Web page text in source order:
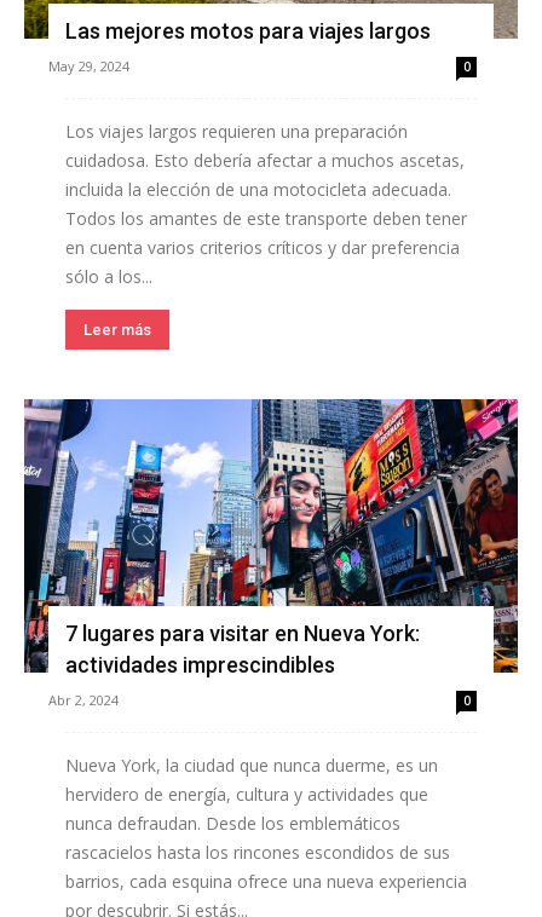
Las mejores motos para viajes largos
May 29, 2024 0
Los viajes largos requieren una preparación
cuidadosa. Esto debería afectar a muchos ascetas,
incluida la elección de una motocicleta adecuada.
Todos los amantes de este transporte deben tener
en cuenta varios criterios críticos y dar preferencia
sólo a los...
Leer más
7 lugares para visitar en Nueva York:
actividades imprescindibles
Abr 2, 2024 0
Nueva York, la ciudad que nunca duerme, es un
hervidero de energía, cultura y actividades que
nunca defraudan. Desde los emblemáticos
rascacielos hasta los rincones escondidos de sus
barrios, cada esquina ofrece una nueva experiencia
por descubrir. Si estás...